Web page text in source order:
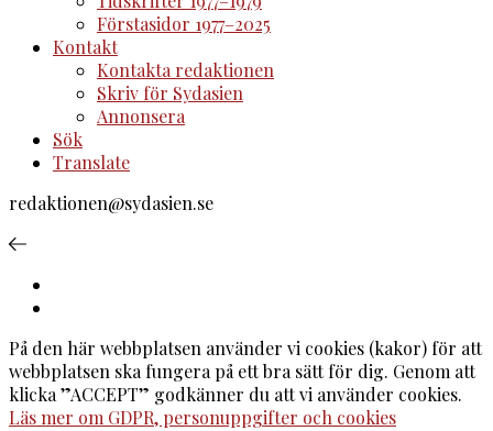
Förstasidor 1977–2025
Kontakt
Kontakta redaktionen
Skriv för Sydasien
Annonsera
Sök
Translate
redaktionen@sydasien.se
På den här webbplatsen använder vi cookies (kakor) för att
webbplatsen ska fungera på ett bra sätt för dig. Genom att
klicka ”ACCEPT” godkänner du att vi använder cookies.
Läs mer om GDPR, personuppgifter och cookies